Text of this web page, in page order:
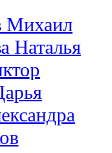
Михаил
Наталья